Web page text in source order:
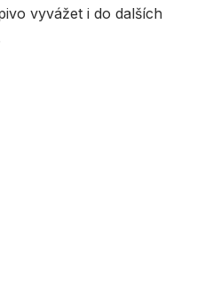
vyvážet i do dalších